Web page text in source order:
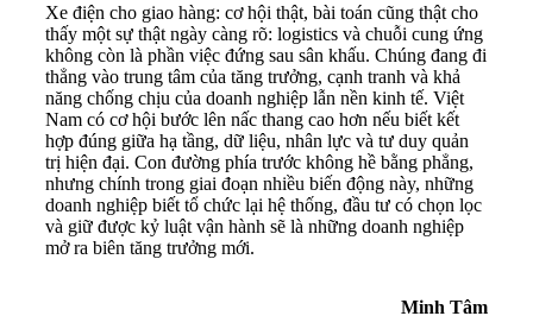
Xe điện cho giao hàng: cơ hội thật, bài toán cũng thật cho
thấy một sự thật ngày càng rõ: logistics và chuỗi cung ứng
không còn là phần việc đứng sau sân khấu. Chúng đang đi
thẳng vào trung tâm của tăng trưởng, cạnh tranh và khả
năng chống chịu của doanh nghiệp lẫn nền kinh tế. Việt
Nam có cơ hội bước lên nấc thang cao hơn nếu biết kết
hợp đúng giữa hạ tầng, dữ liệu, nhân lực và tư duy quản
trị hiện đại. Con đường phía trước không hề bằng phẳng,
nhưng chính trong giai đoạn nhiều biến động này, những
doanh nghiệp biết tổ chức lại hệ thống, đầu tư có chọn lọc
và giữ được kỷ luật vận hành sẽ là những doanh nghiệp
mở ra biên tăng trưởng mới.
Minh Tâm